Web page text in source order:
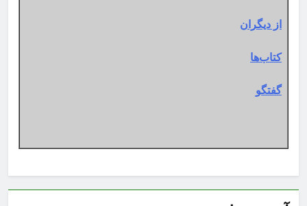
از دیگران
کتاب‌ها
گفتگو